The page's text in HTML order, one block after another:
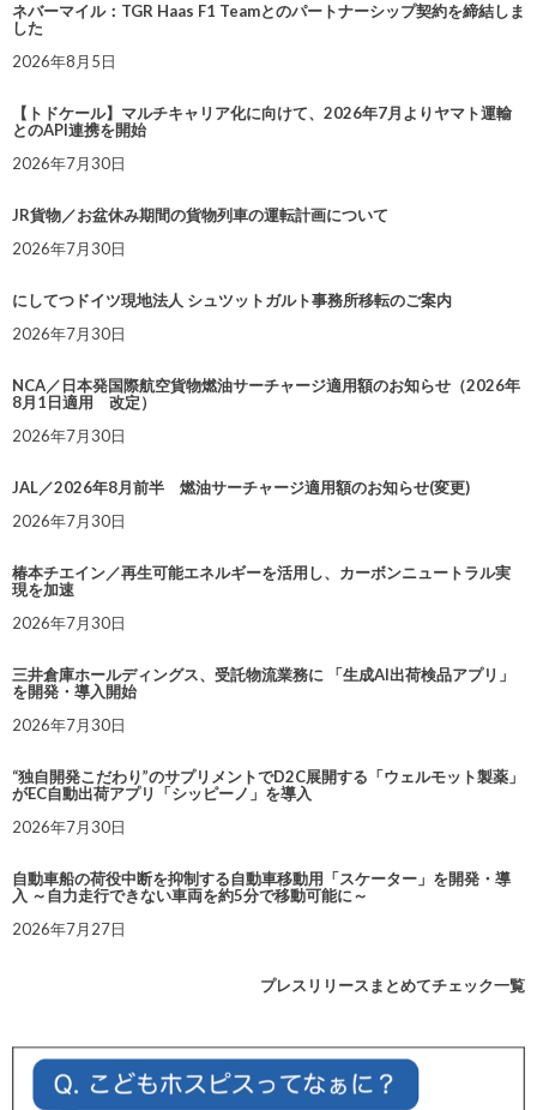
ネバーマイル：TGR Haas F1 Teamとのパートナーシップ契約を締結しま
した
2026年8月5日
【トドケール】マルチキャリア化に向けて、2026年7月よりヤマト運輸
とのAPI連携を開始
2026年7月30日
JR貨物／お盆休み期間の貨物列車の運転計画について
2026年7月30日
にしてつドイツ現地法人 シュツットガルト事務所移転のご案内
2026年7月30日
NCA／日本発国際航空貨物燃油サーチャージ適用額のお知らせ（2026年
8月1日適用 改定）
2026年7月30日
JAL／2026年8月前半 燃油サーチャージ適用額のお知らせ(変更)
2026年7月30日
椿本チエイン／再生可能エネルギーを活用し、カーボンニュートラル実
現を加速
2026年7月30日
三井倉庫ホールディングス、受託物流業務に 「生成AI出荷検品アプリ」
を開発・導入開始
2026年7月30日
“独自開発こだわり”のサプリメントでD2C展開する「ウェルモット製薬」
がEC自動出荷アプリ「シッピーノ」を導入
2026年7月30日
自動車船の荷役中断を抑制する自動車移動用「スケーター」を開発・導
入 ～自力走行できない車両を約5分で移動可能に～
2026年7月27日
プレスリリースまとめてチェック一覧